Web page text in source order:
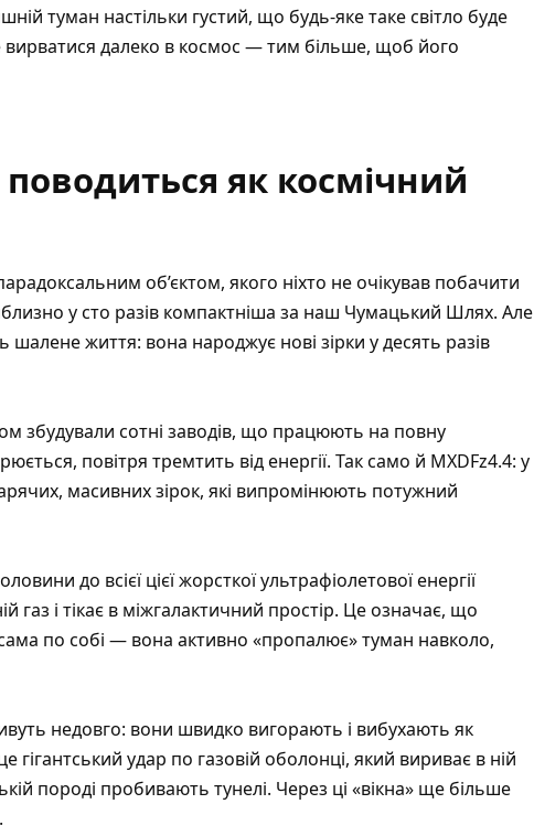
туман настільки густий, що будь-яке таке світло буде
далеко в космос — тим більше, щоб його
як космічний
об’єктом, якого ніхто не очікував побачити
у сто разів компактніша за наш Чумацький Шлях. Але
шалене життя: вона народжує нові зірки у десять разів
збудували сотні заводів, що працюють на повну
повітря тремтить від енергії. Так само й MXDFz4.4: у
масивних зірок, які випромінюють потужний
до всієї цієї жорсткої ультрафіолетової енергії
газ і тікає в міжгалактичний простір. Це означає, що
по собі — вона активно «пропалює» туман навколо,
недовго: вони швидко вигорають і вибухають як
удар по газовій оболонці, який вириває в ній
породі пробивають тунелі. Через ці «вікна» ще більше